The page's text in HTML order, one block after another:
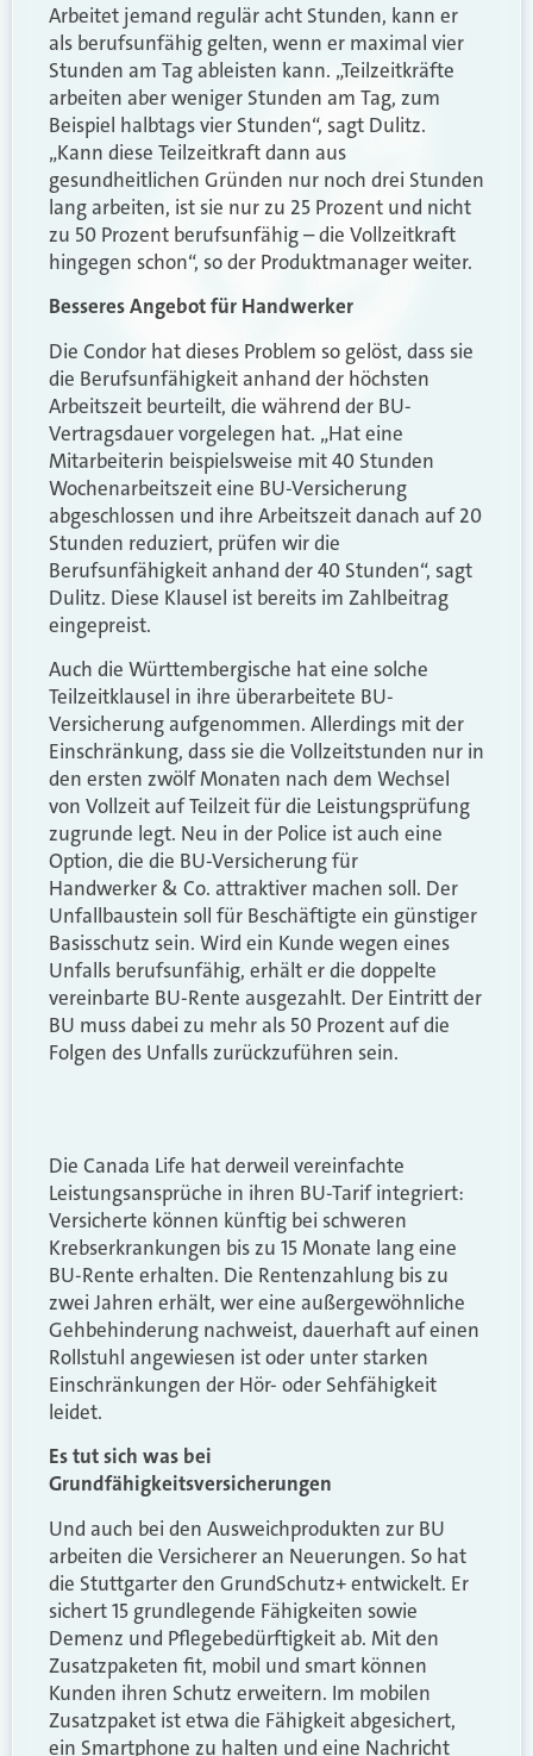
Arbeitet jemand regulär acht Stunden, kann er
als berufsunfähig gelten, wenn er maximal vier
Stunden am Tag ableisten kann. „Teilzeitkräfte
arbeiten aber weniger Stunden am Tag, zum
Beispiel halbtags vier Stunden“, sagt Dulitz.
„Kann diese Teilzeitkraft dann aus
gesundheitlichen Gründen nur noch drei Stunden
lang arbeiten, ist sie nur zu 25 Prozent und nicht
zu 50 Prozent berufsunfähig – die Vollzeitkraft
hingegen schon“, so der Produktmanager weiter.
Besseres Angebot für Handwerker
Die Condor hat dieses Problem so gelöst, dass sie
die Berufsunfähigkeit anhand der höchsten
Arbeitszeit beurteilt, die während der BU-
Vertragsdauer vorgelegen hat. „Hat eine
Mitarbeiterin beispielsweise mit 40 Stunden
Wochenarbeitszeit eine BU-Versicherung
abgeschlossen und ihre Arbeitszeit danach auf 20
Stunden reduziert, prüfen wir die
Berufsunfähigkeit anhand der 40 Stunden“, sagt
Dulitz. Diese Klausel ist bereits im Zahlbeitrag
eingepreist.
Auch die Württembergische hat eine solche
Teilzeitklausel in ihre überarbeitete BU-
Versicherung aufgenommen. Allerdings mit der
Einschränkung, dass sie die Vollzeitstunden nur in
den ersten zwölf Monaten nach dem Wechsel
von Vollzeit auf Teilzeit für die Leistungsprüfung
zugrunde legt. Neu in der Police ist auch eine
Option, die die BU-Versicherung für
Handwerker & Co. attraktiver machen soll. Der
Unfallbaustein soll für Beschäftigte ein günstiger
Basisschutz sein. Wird ein Kunde wegen eines
Unfalls berufsunfähig, erhält er die doppelte
vereinbarte BU-Rente ausgezahlt. Der Eintritt der
BU muss dabei zu mehr als 50 Prozent auf die
Folgen des Unfalls zurückzuführen sein.
Die Canada Life hat derweil vereinfachte
Leistungsansprüche in ihren BU-Tarif integriert:
Versicherte können künftig bei schweren
Krebserkrankungen bis zu 15 Monate lang eine
BU-Rente erhalten. Die Rentenzahlung bis zu
zwei Jahren erhält, wer eine außergewöhnliche
Gehbehinderung nachweist, dauerhaft auf einen
Rollstuhl angewiesen ist oder unter starken
Einschränkungen der Hör- oder Sehfähigkeit
leidet.
Es tut sich was bei
Grundfähigkeitsversicherungen
Und auch bei den Ausweichprodukten zur BU
arbeiten die Versicherer an Neuerungen. So hat
die Stuttgarter den GrundSchutz+ entwickelt. Er
sichert 15 grundlegende Fähigkeiten sowie
Demenz und Pflegebedürftigkeit ab. Mit den
Zusatzpaketen fit, mobil und smart können
Kunden ihren Schutz erweitern. Im mobilen
Zusatzpaket ist etwa die Fähigkeit abgesichert,
ein Smartphone zu halten und eine Nachricht